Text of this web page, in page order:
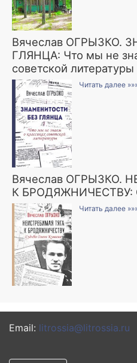
Вячеслав ОГРЫЗКО.
ГЛЯНЦА: Что мы не
советской литературы
Читать далее
Вячеслав ОГРЫЗКО.
К БРОДЯЖНИЧЕСТВУ:
Читать далее
Email: litrossia@litrossia.ru